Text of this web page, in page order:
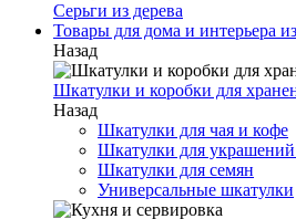
Серьги из дерева
Товары для дома и интерьера
Назад
Шкатулки и коробки для
Назад
Шкатулки для чая и кофе
Шкатулки для украшений
Шкатулки для семян
Универсальные шкатулки